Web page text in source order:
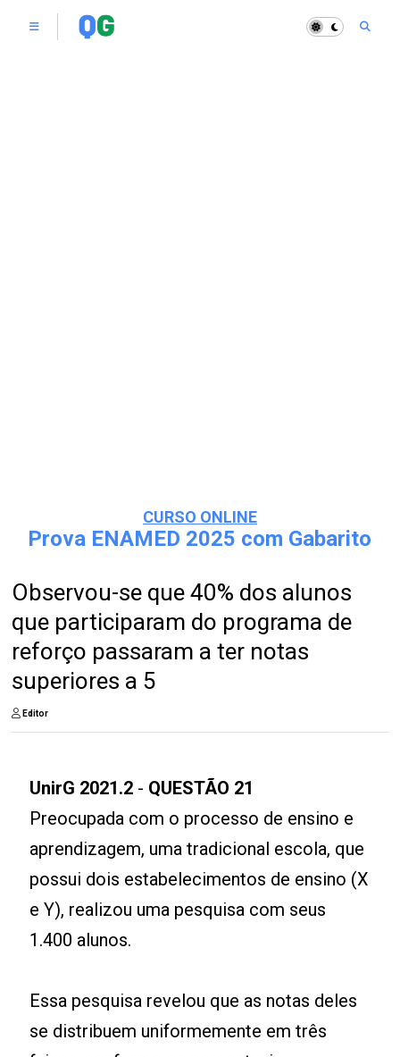
CURSO ONLINE
Prova ENAMED 2025 com Gabarito
Observou-se que 40% dos alunos
que participaram do programa de
reforço passaram a ter notas
superiores a 5
Editor
UnirG 2021.2 - QUESTÃO 21
Preocupada com o processo de ensino e
aprendizagem, uma tradicional escola, que
possui dois estabelecimentos de ensino (X
e Y), realizou uma pesquisa com seus
1.400 alunos.
Essa pesquisa revelou que as notas deles
se distribuem uniformemente em três